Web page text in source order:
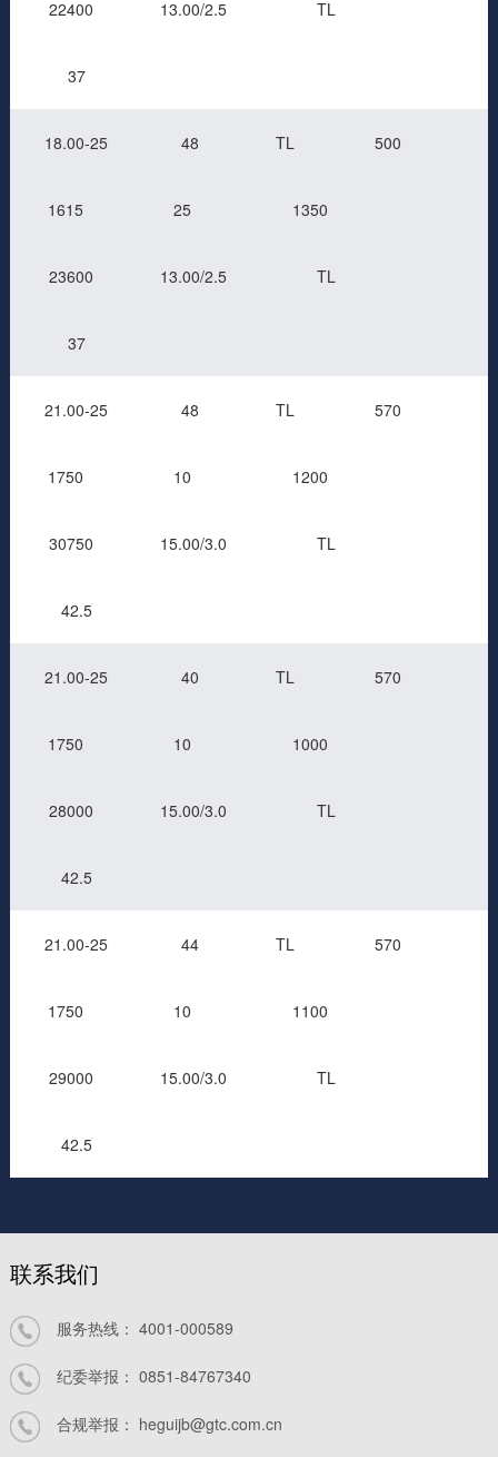
22400 13.00/2.5 TL
37
18.00-25 48 TL 500
1615 25 1350
23600 13.00/2.5 TL
37
21.00-25 48 TL 570
1750 10 1200
30750 15.00/3.0 TL
42.5
21.00-25 40 TL 570
1750 10 1000
28000 15.00/3.0 TL
42.5
21.00-25 44 TL 570
1750 10 1100
29000 15.00/3.0 TL
42.5
联系我们
服务热线： 4001-000589
纪委举报： 0851-84767340
合规举报： heguijb@gtc.com.cn